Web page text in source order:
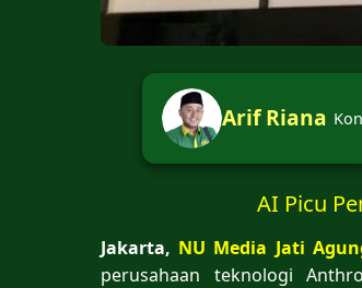
Arif Riana
AI Picu
Jakarta, NU Media Jati
perusahaan teknologi